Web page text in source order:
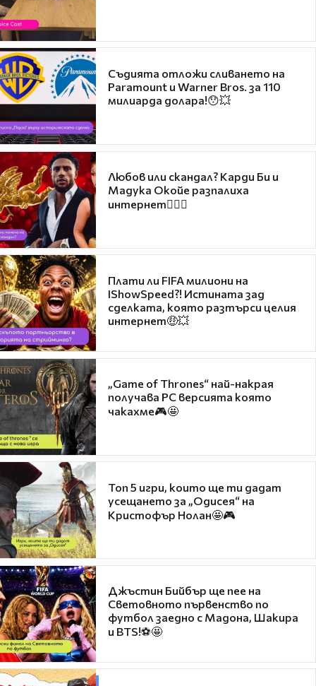
Съдията отложи сливането на
Paramount и Warner Bros. за 110
милиарда долара!😯💥
Любов или скандал? Карди Би и
Мадука Окойе разпалиха
интернет❤️‍🔥🔥
Плати ли FIFA милиони на
IShowSpeed?! Истината зад
сделката, която разтърси целия
интернет🤑💥
„Game of Thrones“ най-накрая
получава PC версията която
чакахме🎮🤩
Топ 5 игри, които ще ти дадат
усещането за „Одисея“ на
Кристофър Нолан🤩🎮
Джъстин Бийбър ще пее на
Световното първенство по
футбол заедно с Мадона, Шакира
и BTS!⚽🤩